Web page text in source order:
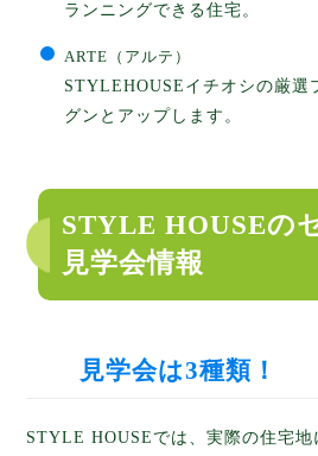
ランニングできる住宅。
ARTE（アルテ）
STYLEHOUSEイチオシの厳選
グンとアップします。
STYLE HOUSEの
見学会情報
見学会は3種類！
STYLE HOUSEでは、実際の住宅